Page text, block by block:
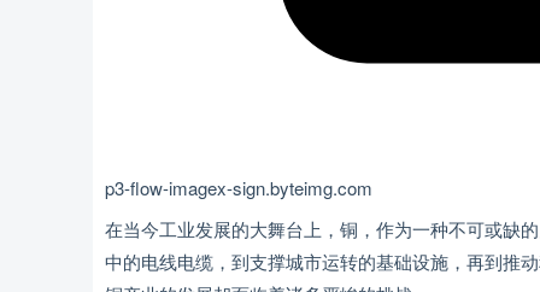
p3-flow-imagex-sign.byteimg.com
在当今工业发展的大舞台上，铜，作为一种不可或缺
中的电线电缆，到支撑城市运转的基础设施，再到推